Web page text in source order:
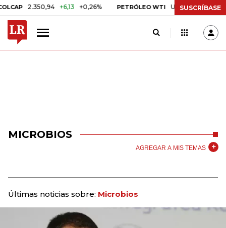
2.350,94 +6,13 +0,26% PETRÓLEO WTI US$ 78,01 US$ 2,92
SUSCRÍBASE
MICROBIOS
AGREGAR A MIS TEMAS
Últimas noticias sobre: Microbios